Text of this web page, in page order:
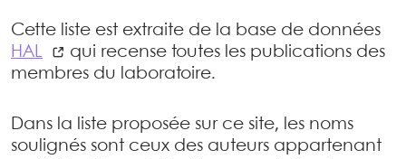
Cette liste est extraite de la base de données
HAL
qui recense toutes les publications des
membres du laboratoire.
Dans la liste proposée sur ce site, les noms
soulignés sont ceux des auteurs appartenant